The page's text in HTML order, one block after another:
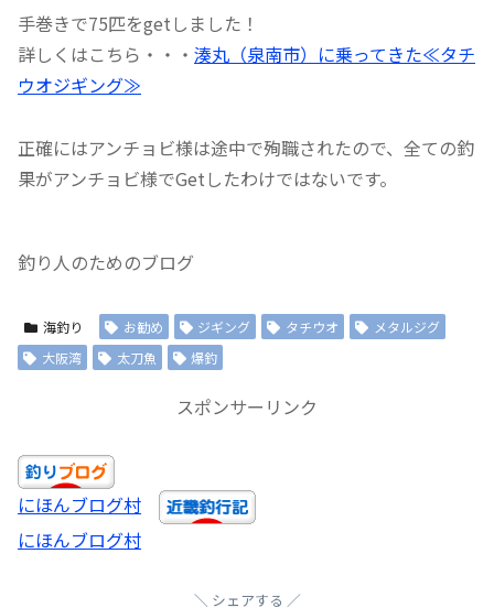
手巻きで75匹をgetしました！
詳しくはこちら・・・ 湊丸（泉南市）に乗ってきた≪タチ
ウオジギング≫
正確にはアンチョビ様は途中で殉職されたので、全ての釣
果がアンチョビ様でGetしたわけではないです。
釣り人のためのブログ
海釣り お勧め ジギング タチウオ
メタルジグ
大阪湾
太刀魚 爆釣
スポンサーリンク
にほんブログ村
にほんブログ村
シェアする